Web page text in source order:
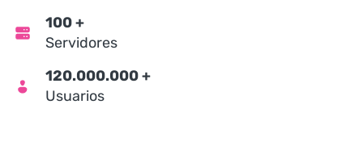
100+
Servidores
120.000.000+
Usuarios